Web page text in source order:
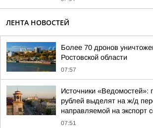
ЛЕНТА НОВОСТЕЙ
Более 70 дронов
Ростовской области
07:57
Источники «Ведомостей»:
рублей выделят на ж/д
направляемой на экспорт
07:51